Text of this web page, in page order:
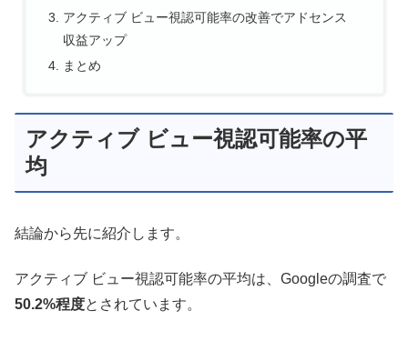
アクティブ ビュー視認可能率の改善でアドセンス
収益アップ
まとめ
アクティブ ビュー視認可能率の平
均
結論から先に紹介します。
アクティブ ビュー視認可能率の平均は、Googleの調査で
50.2%程度とされています。